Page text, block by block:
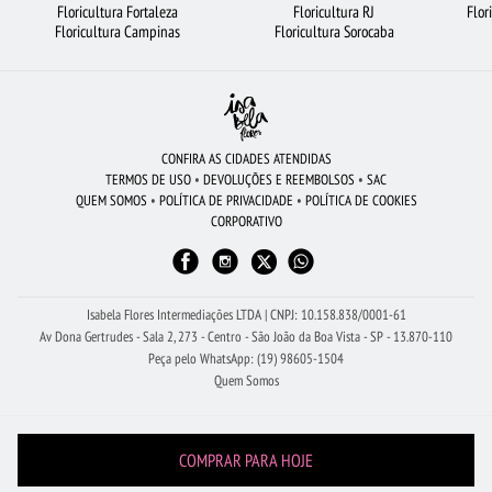
FLORICULTURA MANAUS FLORICULTURA JOÃO PESSOA
CIDADES MAIS PROCURADAS
FLORICULTURA RJ
FLORICULTURA PORTO ALEGRE FLORICULTURA RECIFE
BUQUÊ DE 12 ROSAS VERMELHAS
BUQUÊ DE 20 ROSAS VERMELHAS FLORICULTURA SP
FLORICULTURA FORTALEZA RAMALHETE DE FLORES BUQUÊS DE FLORES
Floricultura Fortaleza
Floricultura Campinas
Floricultura RJ
Floricultura Sorocaba
CONFIRA AS CIDADES ATENDIDAS
TERMOS DE USO • DEVOLUÇÕES E REEMBOLSOS • SAC
QUEM SOMOS • POLÍTICA DE PRIVACIDADE • POLÍTICA DE COOKIES
CORPORATIVO
Isabela Flores Intermediações LTDA | CNPJ: 10.158.838/0001-61
Av Dona Gertrudes - Sala 2, 273 - Centro - São João da Boa Vista - SP - 13.870-110
Peça pelo WhatsApp: (19) 98605-1504
Quem Somos
COMPRAR PARA HOJE